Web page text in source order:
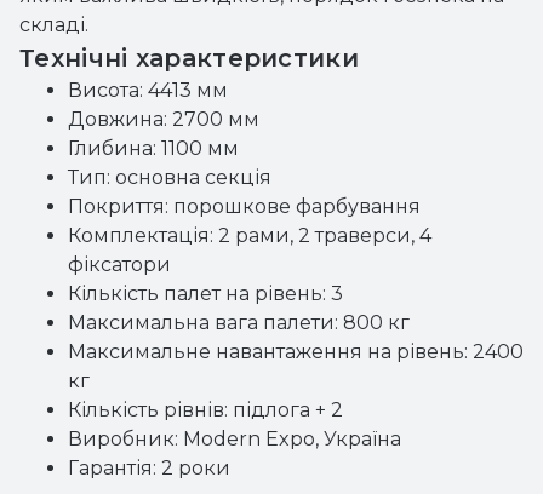
складі.
Технічні характеристики
Висота: 4413 мм
Довжина: 2700 мм
Глибина: 1100 мм
Тип: основна секція
Покриття: порошкове фарбування
Комплектація: 2 рами, 2 траверси, 4
фіксатори
Кількість палет на рівень: 3
Максимальна вага палети: 800 кг
Максимальне навантаження на рівень: 2400
кг
Кількість рівнів: підлога + 2
Виробник: Modern Expo, Україна
Гарантія: 2 роки